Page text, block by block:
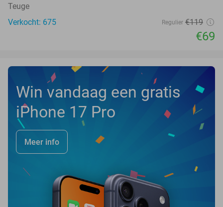
Teuge
Verkocht: 675
Regulier €119
€69
Win vandaag een gratis
iPhone 17 Pro
Meer info